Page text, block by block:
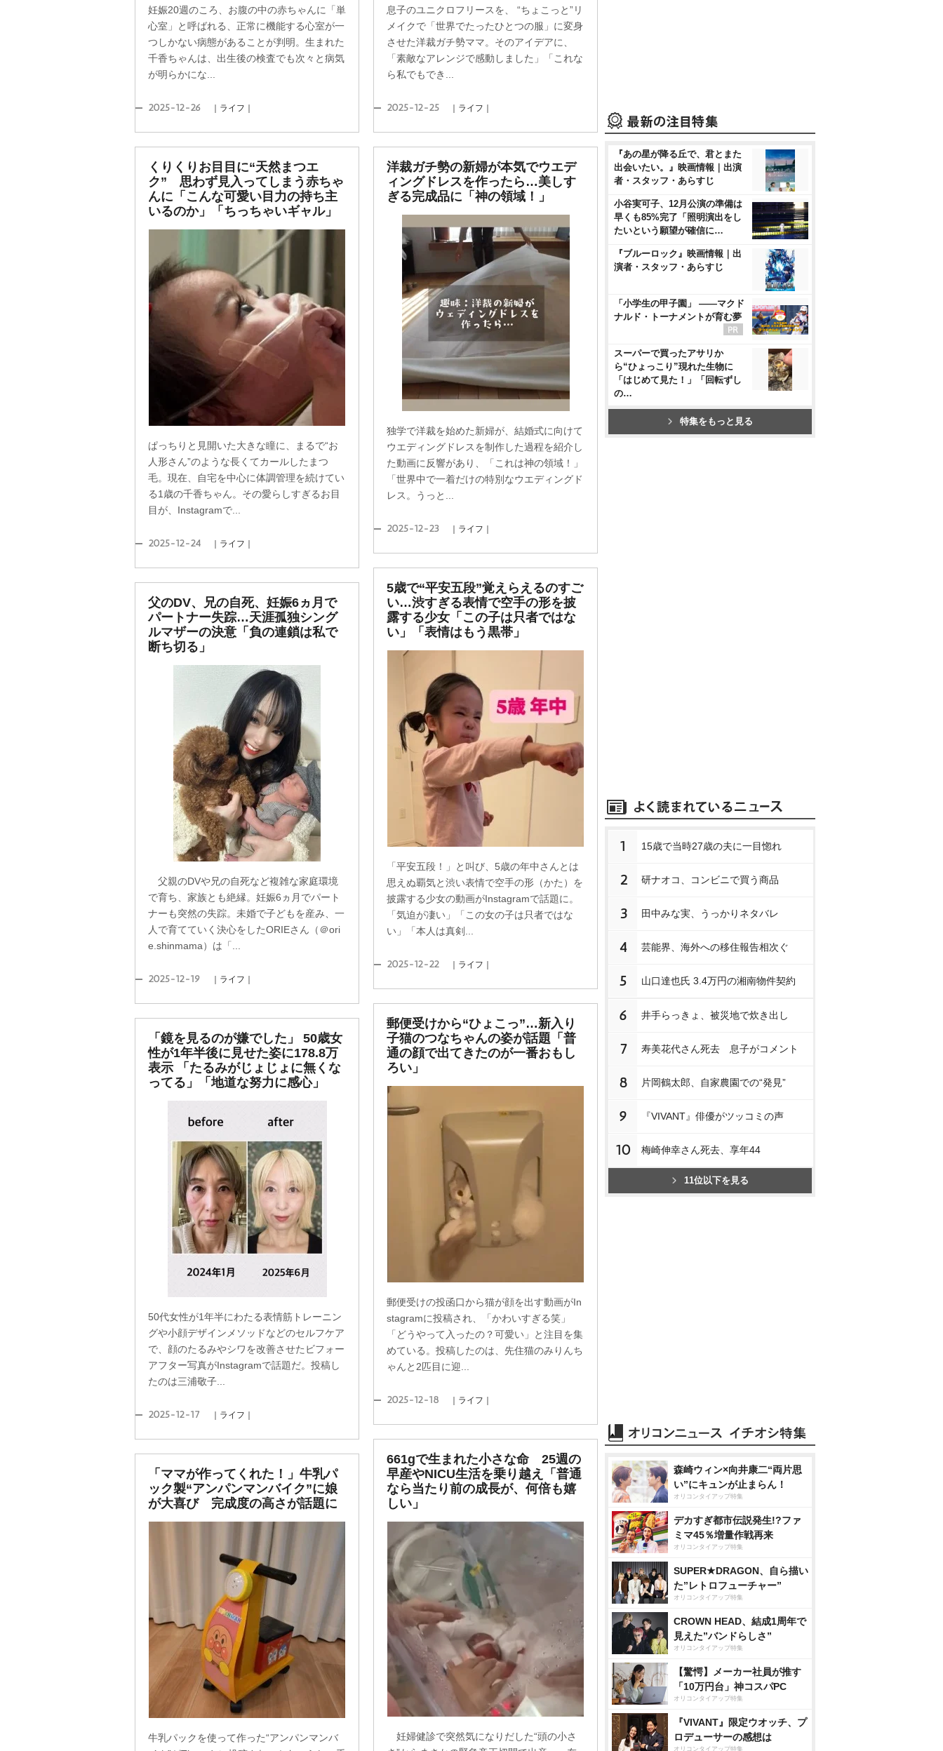
妊娠20週のころ、お腹の中の赤ちゃんに「単
心室」と呼ばれる、正常に機能する心室が一
つしかない病態があることが判明。生まれた
千香ちゃんは、出生後の検査でも次々と病気
が明らかにな...
2025-12-26 ｜ライフ｜
息子のユニクロフリースを、 “ちょこっと”リ
メイクで「世界でたったひとつの服」に変身
させた洋裁ガチ勢ママ。そのアイデアに、
「素敵なアレンジで感動しました」「これな
ら私でもでき...
2025-12-25 ｜ライフ｜
くりくりお目目に“天然まつエ
ク” 思わず見入ってしまう赤ちゃ
んに「こんな可愛い目力の持ち主
いるのか」「ちっちゃいギャル」
ぱっちりと見開いた大きな瞳に、まるで“お
人形さん”のような長くてカールしたまつ
毛。現在、自宅を中心に体調管理を続けてい
る1歳の千香ちゃん。その愛らしすぎるお目
目が、Instagramで...
2025-12-24 ｜ライフ｜
洋裁ガチ勢の新婦が本気でウエデ
ィングドレスを作ったら…美しす
ぎる完成品に「神の領域！」
独学で洋裁を始めた新婦が、結婚式に向けて
ウエディングドレスを制作した過程を紹介し
た動画に反響があり、「これは神の領域！」
「世界中で一着だけの特別なウエディングド
レス。うっと...
2025-12-23 ｜ライフ｜
5歳で“平安五段”覚えらえるのすご
い…渋すぎる表情で空手の形を披
露する少女「この子は只者ではな
い」「表情はもう黒帯」
「平安五段！」と叫び、5歳の年中さんとは
思えぬ覇気と渋い表情で空手の形（かた）を
披露する少女の動画がInstagramで話題に。
「気迫が凄い」「この女の子は只者ではな
い」「本人は真剣...
2025-12-22 ｜ライフ｜
父のDV、兄の自死、妊娠6ヵ月で
パートナー失踪…天涯孤独シング
ルマザーの決意「負の連鎖は私で
断ち切る」
父親のDVや兄の自死など複雑な家庭環境
で育ち、家族とも絶縁。妊娠6ヵ月でパート
ナーも突然の失踪。未婚で子どもを産み、一
人で育てていく決心をしたORIEさん（＠ori
e.shinmama）は「...
2025-12-19 ｜ライフ｜
郵便受けから“ひょこっ”…新入り
子猫のつなちゃんの姿が話題「普
通の顔で出てきたのが一番おもし
ろい」
郵便受けの投函口から猫が顔を出す動画がIn
stagramに投稿され、「かわいすぎる笑」
「どうやって入ったの？可愛い」と注目を集
めている。投稿したのは、先住猫のみりんち
ゃんと2匹目に迎...
2025-12-18 ｜ライフ｜
「鏡を見るのが嫌でした」 50歳女
性が1年半後に見せた姿に178.8万
表示 「たるみがじょじょに無くな
ってる」「地道な努力に感心」
50代女性が1年半にわたる表情筋トレーニン
グや小顔デザインメソッドなどのセルフケア
で、顔のたるみやシワを改善させたビフォー
アフター写真がInstagramで話題だ。投稿し
たのは三浦敬子...
2025-12-17 ｜ライフ｜
661gで生まれた小さな命 25週の
早産やNICU生活を乗り越え「普通
なら当たり前の成長が、何倍も嬉
しい」
妊婦健診で突然気になりだした“頭の小さ
「ママが作ってくれた！」牛乳パ
ック製“アンパンマンバイク”に娘
が大喜び 完成度の高さが話題に
牛乳パックを使って作った“アンパンマンバ
『あの星が降る丘で、君とまた
出会いたい。』映画情報｜出演
者・スタッフ・あらすじ
小谷実可子、12月公演の準備は
早くも85%完了「照明演出をし
たいという願望が確信に…
『ブルーロック』映画情報｜出
演者・スタッフ・あらすじ
「小学生の甲子園」 ――マクド
ナルド・トーナメントが育む夢
スーパーで買ったアサリか
ら“ひょっこり”現れた生物に
「はじめて見た！」「回転ずし
の…
特集をもっと見る
1 15歳で当時27歳の夫に一目惚れ
2 研ナオコ、コンビニで買う商品
3 田中みな実、うっかりネタバレ
4 芸能界、海外への移住報告相次ぐ
5 山口達也氏 3.4万円の湘南物件契約
6 井手らっきょ、被災地で炊き出し
7 寿美花代さん死去 息子がコメント
8 片岡鶴太郎、自家農園での“発見”
9 『VIVANT』俳優がツッコミの声
10 梅崎伸幸さん死去、享年44
11位以下を見る
森崎ウィン×向井康二“両片思
い”にキュンが止まらん！
オリコンタイアップ特集
デカすぎ都市伝説発生!?ファ
ミマ45％増量作戦再来
オリコンタイアップ特集
SUPER★DRAGON、自ら描い
た”レトロフューチャー”
オリコンタイアップ特集
CROWN HEAD、結成1周年で
見えた”バンドらしさ”
オリコンタイアップ特集
【驚愕】メーカー社員が推す
「10万円台」神コスパPC
オリコンタイアップ特集
『VIVANT』限定ウオッチ、プ
ロデューサーの感想は
オリコンタイアップ特集